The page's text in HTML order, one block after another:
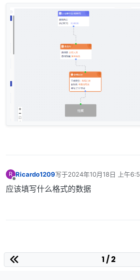
R
离线
Ricardo1209写于2024年10月18日 上午
最后由 编辑
应该填写什么格式的数据
1 / 2